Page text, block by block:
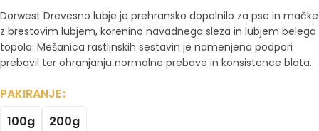
Dorwest Drevesno lubje je prehransko dopolnilo za pse in mačke
z brestovim lubjem, korenino navadnega sleza in lubjem belega
topola. Mešanica rastlinskih sestavin je namenjena podpori
prebavil ter ohranjanju normalne prebave in konsistence blata.
PAKIRANJE
100g
200g